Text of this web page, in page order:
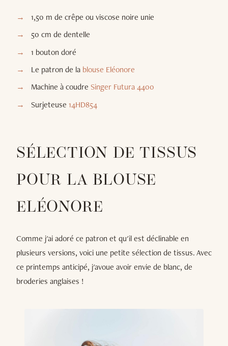
1,50 m de crêpe ou viscose noire unie
50 cm de dentelle
1 bouton doré
Le patron de la blouse Eléonore
Machine à coudre Singer Futura 4400
Surjeteuse 14HD854
SÉLECTION DE TISSUS
POUR LA BLOUSE
ELÉONORE
Comme j'ai adoré ce patron et qu'il est déclinable en
plusieurs versions, voici une petite sélection de tissus. Avec
ce printemps anticipé, j'avoue avoir envie de blanc, de
broderies anglaises !